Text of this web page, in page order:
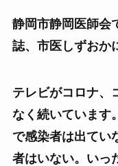
静岡市静岡医師会
誌、市医しずおか
テレビがコロナ、
なく続いています
で感染者は出てい
者はいない。いっ